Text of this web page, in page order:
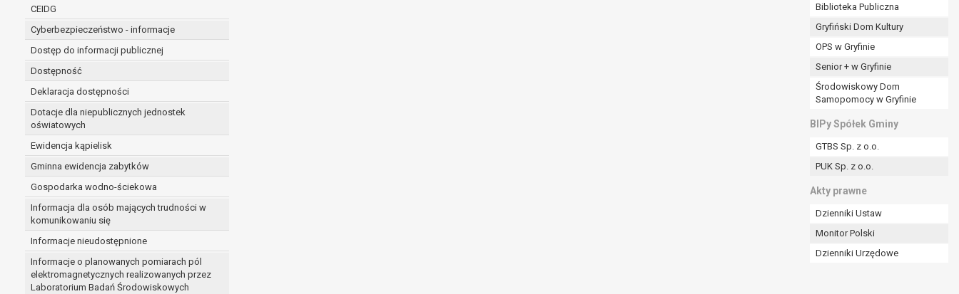
CEIDG
Cyberbezpieczeństwo - informacje
Dostęp do informacji publicznej
Dostępność
Deklaracja dostępności
Dotacje dla niepublicznych jednostek
oświatowych
Ewidencja kąpielisk
Gminna ewidencja zabytków
Gospodarka wodno-ściekowa
Informacja dla osób mających trudności w
komunikowaniu się
Informacje nieudostępnione
Informacje o planowanych pomiarach pól
elektromagnetycznych realizowanych przez
Laboratorium Badań Środowiskowych
Biblioteka Publiczna
Gryfiński Dom Kultury
OPS w Gryfinie
Senior + w Gryfinie
Środowiskowy Dom
Samopomocy w Gryfinie
BIPy Spółek Gminy
GTBS Sp. z o.o.
PUK Sp. z o.o.
Akty prawne
Dzienniki Ustaw
Monitor Polski
Dzienniki Urzędowe
administratorowi bądź
niezbędność przetwarzania do celów wynikających z prawnie uzasadnionych interesów realizowanych przez administratora lub przez stronę trzecią.
Z przyczyn związanych z Pani/Pana szczególną sytuacją. W razie wniesienia sprzeciwu, administrator nie może już przetwarzać tych danych osobowych, chyba że wykaże
on istnienie ważnych prawnie uzasadnionych podstaw do przetwarzania, nadrzędnych wobec interesów, praw i wolności osoby, której dane dotyczą, lub podstaw do
ustalenia, dochodzenia lub obrony roszczeń.
W przypadku gdy przetwarzanie danych osobowych odbywa się na podstawie zgody osoby na przetwarzanie danych osobowych (art. 6 ust. 1 lit a RODO), przysługuje Pani/Panu
prawo do cofnięcia tej zgody w dowolnym momencie. Cofnięcie to nie ma wpływu na zgodność przetwarzania, którego dokonano na podstawie zgody przed jej cofnięciem.
Przysługuje Pani/Panu prawo wniesienia skargi do organu nadzorczego na niezgodne z prawem przetwarzanie Pani/Pana danych osobowych przez administratora.
Organem właściwym do wniesienia skargi jest Prezes Urzędu Ochrony Danych Osobowych.
W zależności od sfery, w której przetwarzane są dane osobowe, podanie danych osobowych jest dobrowolne albo jest wymogiem ustawowym lub umownym.
Pani/Pana dane nie będą poddawane zautomatyzowanemu podejmowaniu decyzji, w tym również profilowaniu.